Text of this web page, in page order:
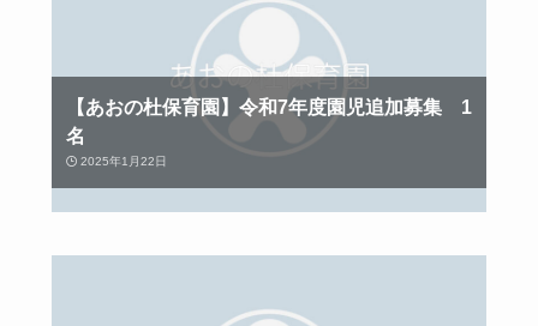
【あおの杜保育園】令和7年度園児追加募集 1
名
2025年1月22日